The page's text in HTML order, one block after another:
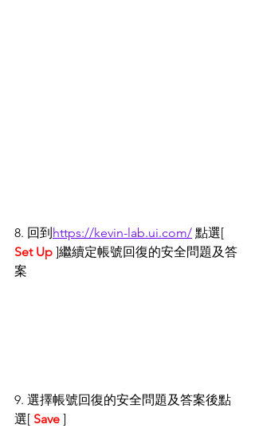
8. 回到https://kevin-lab.ui.com/ 點選[
Set Up ]繼續定帳號回復的安全問題及答
案
9. 選擇帳號回復的安全問題及答案後點
選[ Save ]